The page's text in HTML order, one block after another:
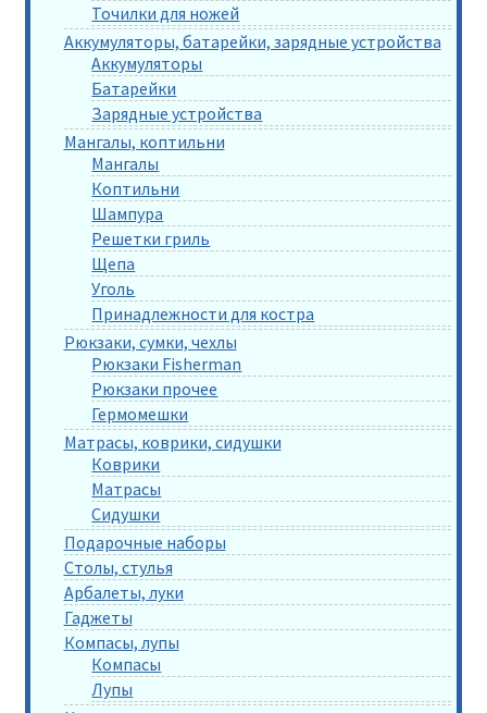
Точилки для ножей
Аккумуляторы, батарейки, зарядные устройства
Аккумуляторы
Батарейки
Зарядные устройства
Мангалы, коптильни
Мангалы
Коптильни
Шампура
Решетки гриль
Щепа
Уголь
Принадлежности для костра
Рюкзаки, сумки, чехлы
Рюкзаки Fisherman
Рюкзаки прочее
Гермомешки
Матрасы, коврики, сидушки
Коврики
Матрасы
Сидушки
Подарочные наборы
Столы, стулья
Арбалеты, луки
Гаджеты
Компасы, лупы
Компасы
Лупы